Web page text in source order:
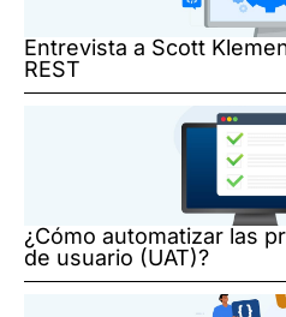
Entrevista a Scott
REST
¿Cómo automatizar las
de usuario (UAT)?